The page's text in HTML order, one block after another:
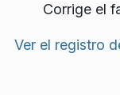
Corrige el
Ver el registro